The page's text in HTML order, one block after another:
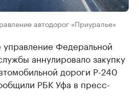
автодорог «Приуралье»
Федеральной
аннулировало закупку
дороги Р-240
РБК Уфа в пресс-